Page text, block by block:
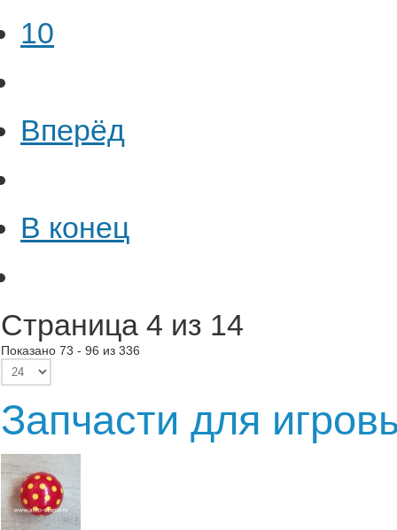
10
Вперёд
В конец
Страница 4 из 14
Показано 73 - 96 из 336
Запчасти для